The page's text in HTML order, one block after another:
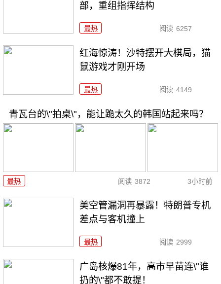
部，重组指挥结构
最热 阅读 6257
红海惊涛！沙特摆开大棋局，猫
鼠游戏才刚开场
最热 阅读 4149
青瓦台的\"拍桌\"，能让跪太久的韩国站起来吗？
最热 阅读 3872 3小时前
美空管漏洞再暴露！特朗普专机
差点与客机撞上
最热 阅读 2999
广岛核爆81年，高市早苗连\"谁
扔的\"都不敢提！